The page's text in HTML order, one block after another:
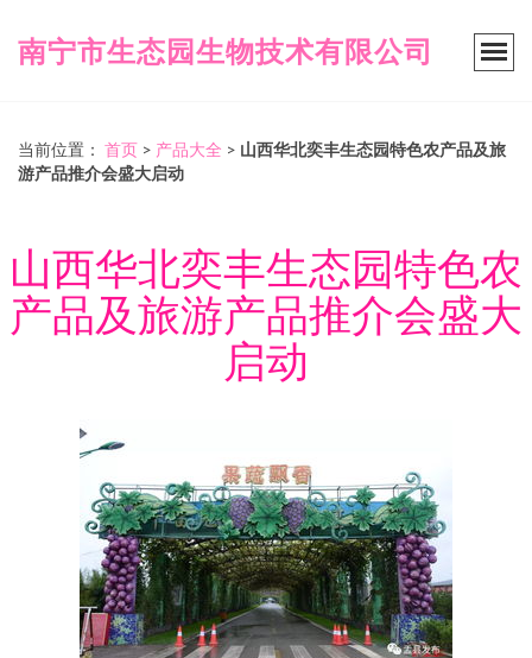
南宁市生态园生物技术有限公司
当前位置： 首页 > 产品大全 > 山西华北奕丰生态园特色农产品及旅
游产品推介会盛大启动
山西华北奕丰生态园特色农
产品及旅游产品推介会盛大
启动